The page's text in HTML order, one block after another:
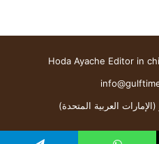
Hoda Ayache Editor in
العربية المتحدة)